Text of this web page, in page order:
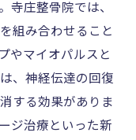
神経痛を改善し
骨院
短縮
寺庄整骨院では、
組み合わせること
やマイオパルスと
、神経伝達の回復
する効果がありま
ジ治療といった新